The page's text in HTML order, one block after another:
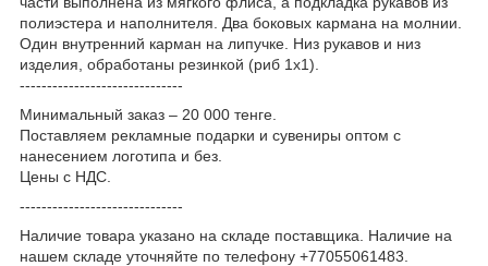
полиэстера и наполнителя. Два боковых кармана на молнии.
Один внутренний карман на липучке. Низ рукавов и низ
изделия, обработаны резинкой (риб 1х1).
------------------------------
Минимальный заказ – 20 000 тенге.
Поставляем рекламные подарки и сувениры оптом с
нанесением логотипа и без.
Цены с НДС.
------------------------------
Наличие товара указано на складе поставщика. Наличие на
нашем складе уточняйте по телефону +77055061483.